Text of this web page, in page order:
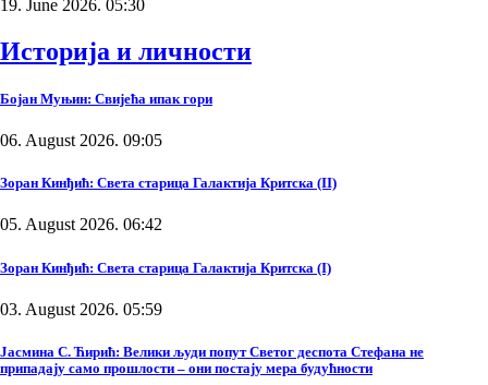
19. June 2026. 05:30
Историја и личности
Бојан Муњин: Свијећа ипак гори
06. August 2026. 09:05
Зоран Кинђић: Света старица Галактија Критска (II)
05. August 2026. 06:42
Зоран Кинђић: Света старица Галактија Критска (I)
03. August 2026. 05:59
Јасмина С. Ћирић: Велики људи попут Светог деспота Стефана не
припадају само прошлости – они постају мера будућности